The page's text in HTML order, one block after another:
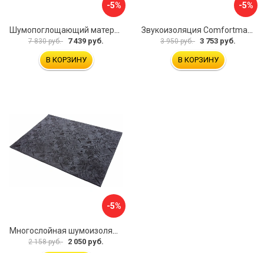
-5%
7 830 руб. 7 439 руб.
В КОРЗИНУ
-5%
3 950 руб. 3 753 руб.
В КОРЗИНУ
-5%
2 158 руб. 2 050 руб.